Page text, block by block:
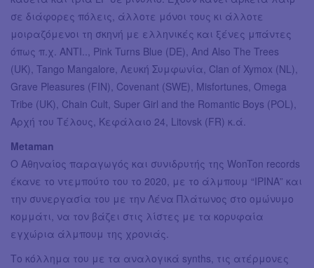
σε διάφορες πόλεις, άλλοτε μόνοι τους κι άλλοτε
μοιραζόμενοι τη σκηνή με ελληνικές και ξένες μπάντες
όπως π.χ. ΑΝΤΙ.., Pink Turns Blue (DE), And Also The Trees
(UK), Tango Mangalore, Λευκή Συμφωνία, Clan of Xymox (NL),
Grave Pleasures (FIN), Covenant (SWE), Misfortunes, Omega
Tribe (UK), Chain Cult, Super Girl and the Romantic Boys (POL),
Αρχή του Τέλους, Κεφάλαιο 24, Litovsk (FR) κ.ά.
Metaman
Ο Αθηναίος παραγωγός και συνιδρυτής της WonTon records
έκανε το ντεμπούτο του το 2020, με το άλμπουμ “ΙΡΙΝΑ” και
την συνεργασία του με την Λένα Πλάτωνος στο ομώνυμο
κομμάτι, να τον βάζει στις λίστες με τα κορυφαία
εγχώρια άλμπουμ της χρονιάς.
Το κόλλημα του με τα αναλογικά synths, τις ατέρμονες